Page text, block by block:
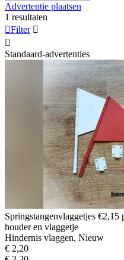
Advertentie plaatsen
1 resultaten
Filter 

Standaard-advertenties
Springstangenvlaggetjes
houder en vlaggetje
Hindernis vlaggen, Nieuw
€ 2,20